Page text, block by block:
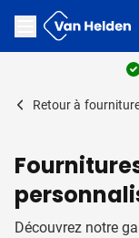
Aller au contenu
Ouvrir le menu
Retour à
Découvrez notre